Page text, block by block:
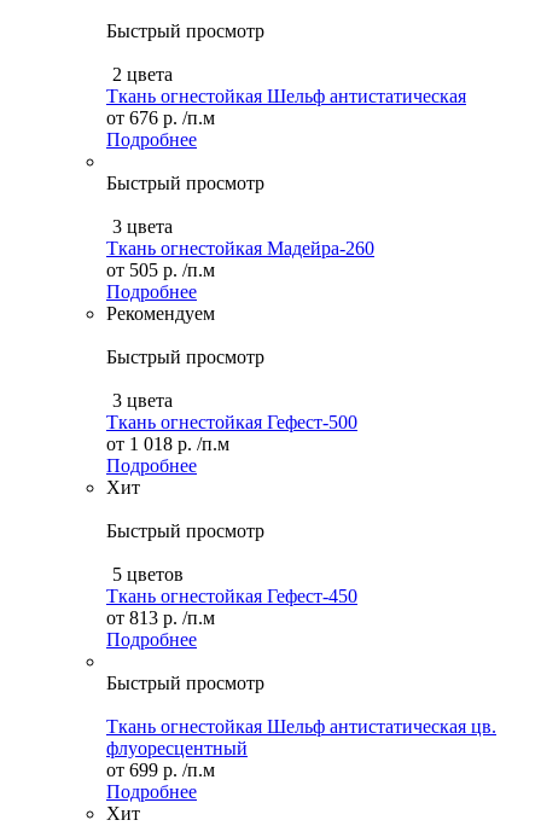
Быстрый просмотр
2 цвета
Ткань огнестойкая Шельф антистатическая
от 676 р. /п.м
Подробнее
Быстрый просмотр
3 цвета
Ткань огнестойкая Мадейра-260
от 505 р. /п.м
Подробнее
Рекомендуем
Быстрый просмотр
3 цвета
Ткань огнестойкая Гефест-500
от 1 018 р. /п.м
Подробнее
Хит
Быстрый просмотр
5 цветов
Ткань огнестойкая Гефест-450
от 813 р. /п.м
Подробнее
Быстрый просмотр
Ткань огнестойкая Шельф антистатическая цв.
флуоресцентный
от 699 р. /п.м
Подробнее
Хит